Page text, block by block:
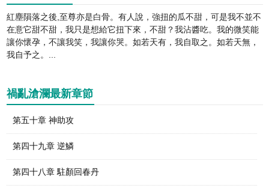
紅塵隕落之後,至尊亦是白骨。有人說，強扭的瓜不甜，可是我不並不
在意它甜不甜，我只是想給它扭下來，不甜？我沾醬吃。我的微笑能
讓你懷孕，不讓我笑，我讓你哭。如若天有，我自取之。如若天無，
我自予之。...
禍亂滄瀾最新章節
第五十章 神助攻
第四十九章 逆鱗
第四十八章 駐顏回春丹